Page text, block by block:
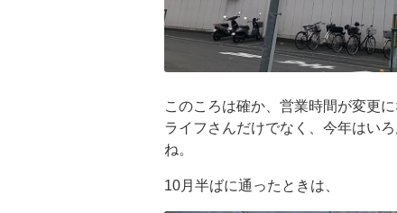
このころは確か、営業時間が変更
ライフさんだけでなく、今年はい
ね。
10月半ばに通ったときは、